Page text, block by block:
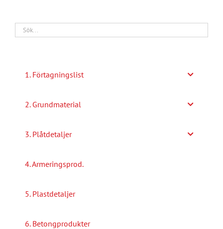
1. Förtagningslist
2. Grundmaterial
3. Plåtdetaljer
4. Armeringsprod.
5. Plastdetaljer
6. Betongprodukter